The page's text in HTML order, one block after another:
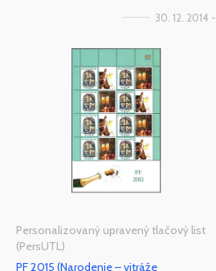
30. 12. 2014 -
Personalizovaný upravený tlačový list
(PersUTL)
PF 2015 (Narodenie – vitráže